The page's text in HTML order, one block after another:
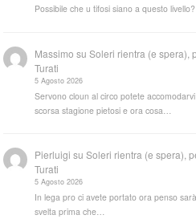
Possibile che u tifosi siano a questo
Massimo suSoleri rientra (e spera),
Turati
5 Agosto 2026
Servono cloun al circo potete
scorsa stagione pietosi e ora cosa…
Pierluigi suSoleri rientra (e spera),
Turati
5 Agosto 2026
In lega pro ci avete portato ora penso
svelta prima che…